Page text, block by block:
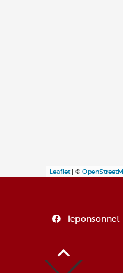
Leaflet| ©
leponsonnet